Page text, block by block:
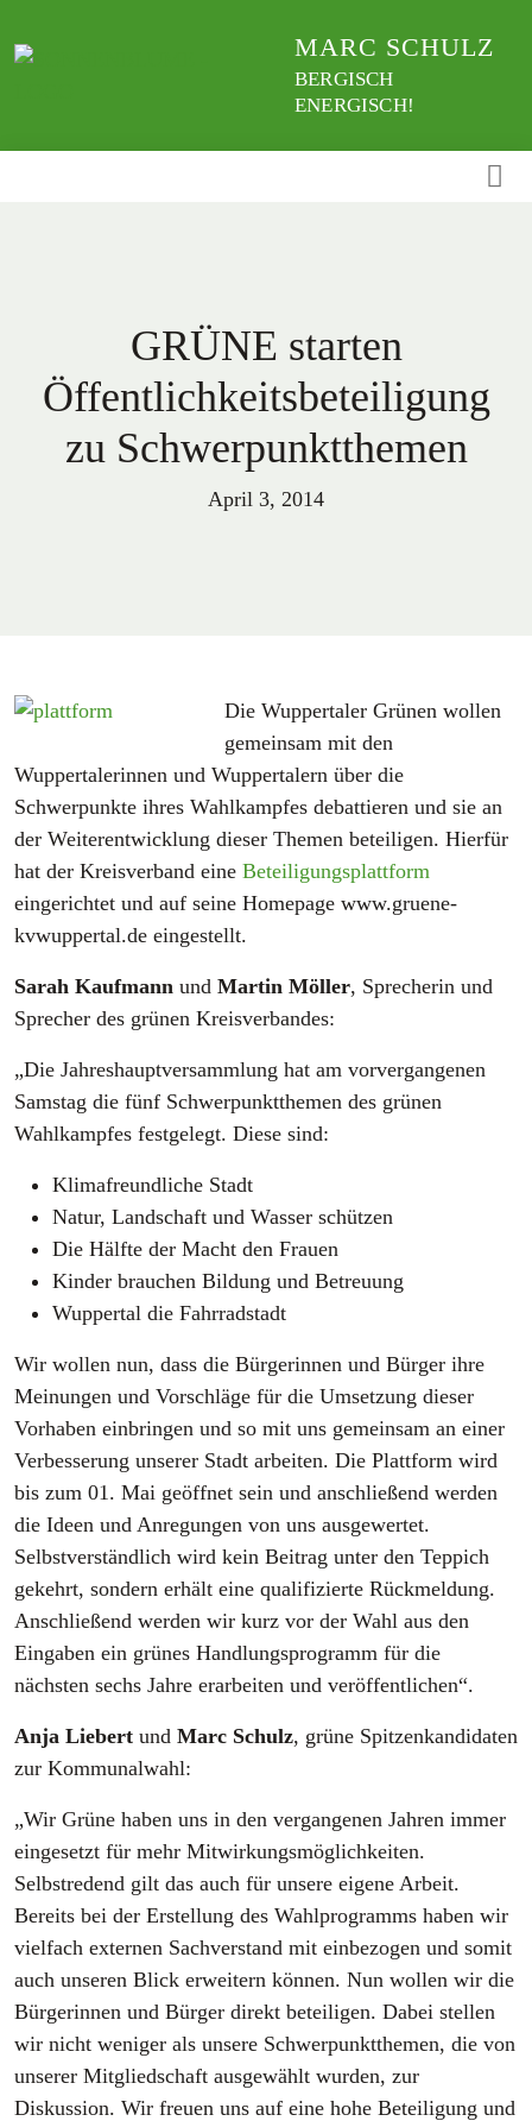
zum
MARC SCHULZ
BERGISCH
ENERGISCH!
GRÜNE starten
Öffentlichkeitsbeteiligung
zu Schwerpunktthemen
April 3, 2014
Die Wuppertaler Grünen wollen
gemeinsam mit den
Wuppertalerinnen und Wuppertalern über die
Schwerpunkte ihres Wahlkampfes debattieren und sie an
der Weiterentwicklung dieser Themen beteiligen. Hierfür
hat der Kreisverband eine Beteiligungsplattform
eingerichtet und auf seine Homepage www.gruene-
kvwuppertal.de eingestellt.
Sarah Kaufmann und Martin Möller, Sprecherin und
Sprecher des grünen Kreisverbandes:
„Die Jahreshauptversammlung hat am vorvergangenen
Samstag die fünf Schwerpunktthemen des grünen
Wahlkampfes festgelegt. Diese sind:
Klimafreundliche Stadt
Natur, Landschaft und Wasser schützen
Die Hälfte der Macht den Frauen
Kinder brauchen Bildung und Betreuung
Wuppertal die Fahrradstadt
Wir wollen nun, dass die Bürgerinnen und Bürger ihre
Meinungen und Vorschläge für die Umsetzung dieser
Vorhaben einbringen und so mit uns gemeinsam an einer
Verbesserung unserer Stadt arbeiten. Die Plattform wird
bis zum 01. Mai geöffnet sein und anschließend werden
die Ideen und Anregungen von uns ausgewertet.
Selbstverständlich wird kein Beitrag unter den Teppich
gekehrt, sondern erhält eine qualifizierte Rückmeldung.
Anschließend werden wir kurz vor der Wahl aus den
Eingaben ein grünes Handlungsprogramm für die
nächsten sechs Jahre erarbeiten und veröffentlichen“.
Anja Liebert und Marc Schulz, grüne Spitzenkandidaten
zur Kommunalwahl:
„Wir Grüne haben uns in den vergangenen Jahren immer
eingesetzt für mehr Mitwirkungsmöglichkeiten.
Selbstredend gilt das auch für unsere eigene Arbeit.
Bereits bei der Erstellung des Wahlprogramms haben wir
vielfach externen Sachverstand mit einbezogen und somit
auch unseren Blick erweitern können. Nun wollen wir die
Bürgerinnen und Bürger direkt beteiligen. Dabei stellen
wir nicht weniger als unsere Schwerpunktthemen, die von
unserer Mitgliedschaft ausgewählt wurden, zur
Diskussion. Wir freuen uns auf eine hohe Beteiligung und